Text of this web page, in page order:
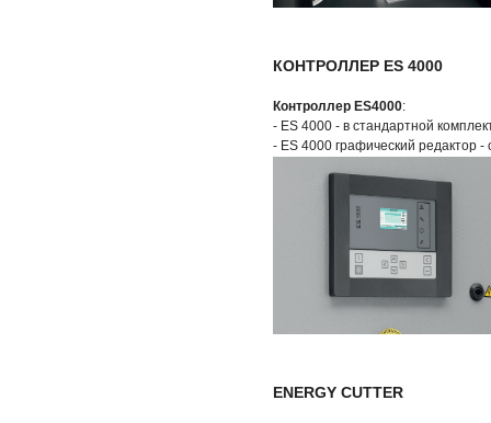
КОНТРОЛЛЕР ES 4000
Контроллер ES4000:
- ES 4000 - в стандартной
- ES 4000 графический редактор
ENERGY CUTTER